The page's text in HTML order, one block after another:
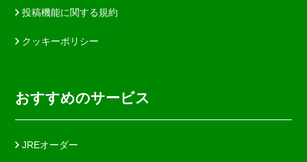
投稿機能に関する規約
クッキーポリシー
おすすめのサービス
JREオーダー